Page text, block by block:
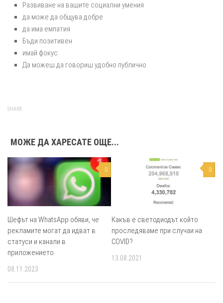
Развиване на вашите социални умения
да може да общува добре
да има емпатия
Бъди позитивен
имай фокус
Да можеш да говориш удобно публично
SHARE
МОЖЕ ДА ХАРЕСАТЕ ОЩЕ...
0
Шефът на WhatsApp обяви, че
рекламите могат да идват в
статуси и канали в
приложението
08.11.2023
0
Какъв е светодиодът който
проследяваме при случаи на
COVID?
13.08.2021